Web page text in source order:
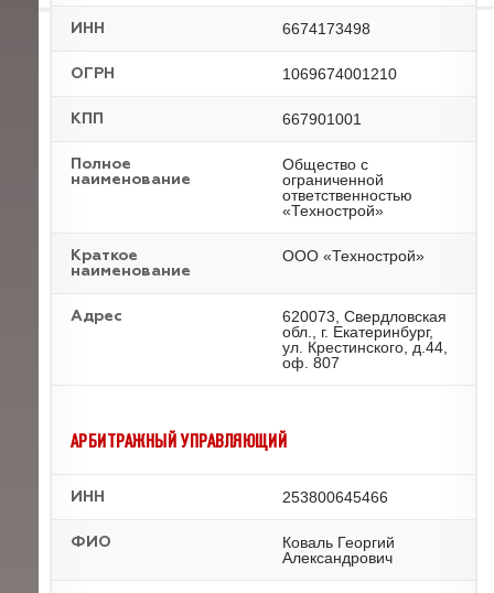
ИНН 6674173498
ОГРН 1069674001210
КПП 667901001
Полное
наименование
Общество с
ограниченной
ответственностью
«Технострой»
Краткое
наименование
ООО «Технострой»
Адрес
620073, Свердловская
обл., г. Екатеринбург,
ул. Крестинского, д.44,
оф. 807
АРБИТРАЖНЫЙ УПРАВЛЯЮЩИЙ
ИНН 253800645466
ФИО
Коваль Георгий
Александрович